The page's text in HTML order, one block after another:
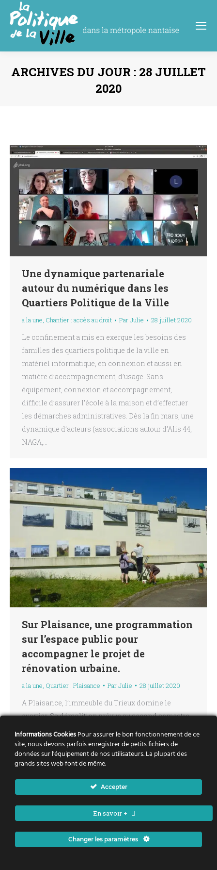
ARCHIVES DU JOUR : 28 JUILLET
2020
Une dynamique partenariale
autour du numérique dans les
Quartiers Politique de la Ville
a la une, Chantier : accès au droit ParJulie 28 juillet 2020
Le confinement a mis en exergue les besoins des
familles des quartiers politique de la ville en
matériel informatique, en connexion et aussi en
matière d’accompagnement, d’usage. Sans
équipement, connexion et accompagnement,
difficile d’assurer l’école à la maison et d’effectuer
les démarches administratives. Dès la fin mars, une
dynamique d’acteurs (associations autour d’Alis 44,
NAGA,…
Sur Plaisance, une programmation
sur l’espace public pour
accompagner le projet de
rénovation urbaine.
a la une, Quartier : Plaisance ParJulie 28 juillet 2020
A Plaisance, l’immeuble du Trieux domine le
quartier. Sa démolition prévue au second semestre
habitants de ce moment de transformation de leur
quartier, la ville d’Orvault, le collectif Plaisance qui
gère le Centre socio-culturel de Plaisance et le
bailleur social Atlantique Habitations ont travaillé
sur une programmation d’animations…
Informations CookiesPour assurer le bon fonctionnement de ce
site, nous devons parfois enregistrer de petits fichiers de
données sur l'équipement de nos utilisateurs. La plupart des
grands sites web font de même.
Accepter
En savoir +
Changer les paramètres